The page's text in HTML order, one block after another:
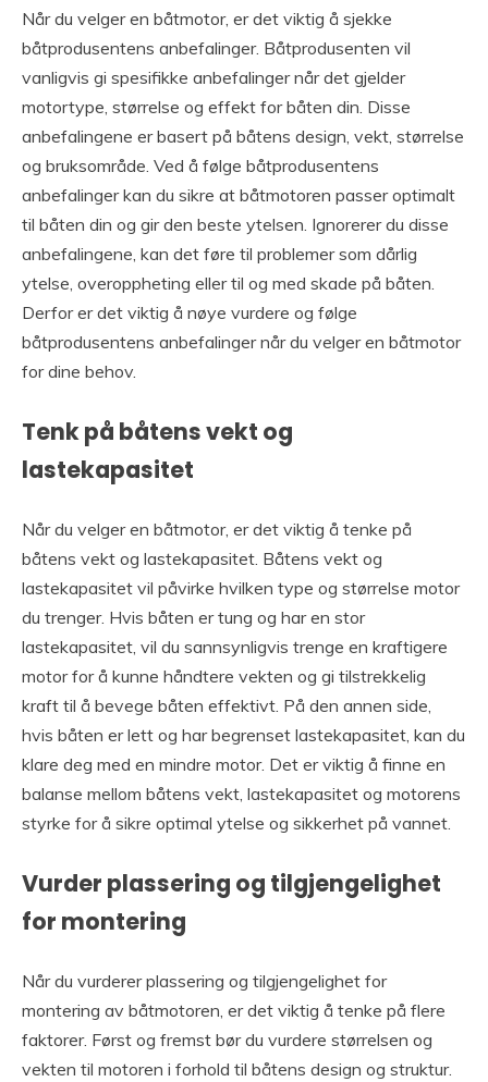
Når du velger en båtmotor, er det viktig å sjekke
båtprodusentens anbefalinger. Båtprodusenten vil
vanligvis gi spesifikke anbefalinger når det gjelder
motortype, størrelse og effekt for båten din. Disse
anbefalingene er basert på båtens design, vekt, størrelse
og bruksområde. Ved å følge båtprodusentens
anbefalinger kan du sikre at båtmotoren passer optimalt
til båten din og gir den beste ytelsen. Ignorerer du disse
anbefalingene, kan det føre til problemer som dårlig
ytelse, overoppheting eller til og med skade på båten.
Derfor er det viktig å nøye vurdere og følge
båtprodusentens anbefalinger når du velger en båtmotor
for dine behov.
Tenk på båtens vekt og
lastekapasitet
Når du velger en båtmotor, er det viktig å tenke på
båtens vekt og lastekapasitet. Båtens vekt og
lastekapasitet vil påvirke hvilken type og størrelse motor
du trenger. Hvis båten er tung og har en stor
lastekapasitet, vil du sannsynligvis trenge en kraftigere
motor for å kunne håndtere vekten og gi tilstrekkelig
kraft til å bevege båten effektivt. På den annen side,
hvis båten er lett og har begrenset lastekapasitet, kan du
klare deg med en mindre motor. Det er viktig å finne en
balanse mellom båtens vekt, lastekapasitet og motorens
styrke for å sikre optimal ytelse og sikkerhet på vannet.
Vurder plassering og tilgjengelighet
for montering
Når du vurderer plassering og tilgjengelighet for
montering av båtmotoren, er det viktig å tenke på flere
faktorer. Først og fremst bør du vurdere størrelsen og
vekten til motoren i forhold til båtens design og struktur.